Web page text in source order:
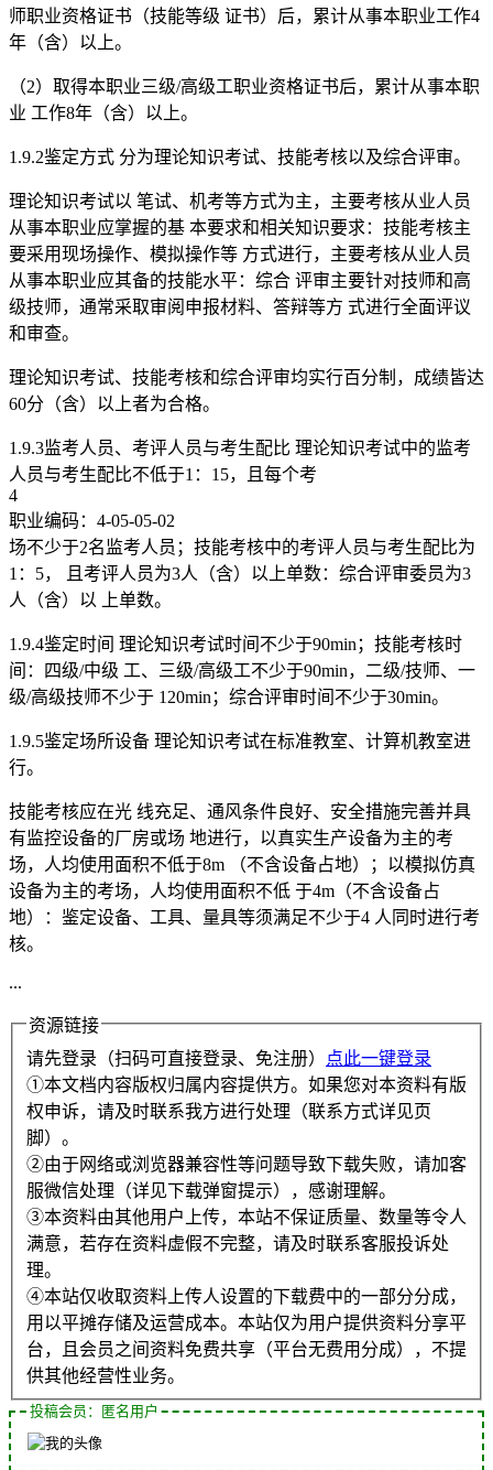
师职业资格证书（技能等级 证书）后，累计从事本职业工作4
年（含）以上。
（2）取得本职业三级/高级工职业资格证书后，累计从事本职
业 工作8年（含）以上。
1.9.2鉴定方式 分为理论知识考试、技能考核以及综合评审。
理论知识考试以 笔试、机考等方式为主，主要考核从业人员
从事本职业应掌握的基 本要求和相关知识要求：技能考核主
要采用现场操作、模拟操作等 方式进行，主要考核从业人员
从事本职业应其备的技能水平：综合 评审主要针对技师和高
级技师，通常采取审阅申报材料、答辩等方 式进行全面评议
和审查。
理论知识考试、技能考核和综合评审均实行百分制，成绩皆达
60分（含）以上者为合格。
1.9.3监考人员、考评人员与考生配比 理论知识考试中的监考
人员与考生配比不低于1：15，且每个考
4
职业编码：4-05-05-02
场不少于2名监考人员；技能考核中的考评人员与考生配比为
1：5， 且考评人员为3人（含）以上单数：综合评审委员为3
人（含）以 上单数。
1.9.4鉴定时间 理论知识考试时间不少于90min；技能考核时
间：四级/中级 工、三级/高级工不少于90min，二级/技师、一
级/高级技师不少于 120min；综合评审时间不少于30min。
1.9.5鉴定场所设备 理论知识考试在标准教室、计算机教室进
行。
技能考核应在光 线充足、通风条件良好、安全措施完善并具
有监控设备的厂房或场 地进行，以真实生产设备为主的考
场，人均使用面积不低于8m （不含设备占地）；以模拟仿真
设备为主的考场，人均使用面积不低 于4m（不含设备占
地）：鉴定设备、工具、量具等须满足不少于4 人同时进行考
核。
...
资源链接
请先登录（扫码可直接登录、免注册）
点此一键登录
①本文档内容版权归属内容提供方。如果您对本资料有版
权申诉，请及时联系我方进行处理（联系方式详见页
脚）。
②由于网络或浏览器兼容性等问题导致下载失败，请加客
服微信处理（详见下载弹窗提示），感谢理解。
③本资料由其他用户上传，本站不保证质量、数量等令人
满意，若存在资料虚假不完整，请及时联系客服投诉处
理。
④本站仅收取资料上传人设置的下载费中的一部分分成，
用以平摊存储及运营成本。本站仅为用户提供资料分享平
台，且会员之间资料免费共享（平台无费用分成），不提
供其他经营性业务。
投稿会员：匿名用户